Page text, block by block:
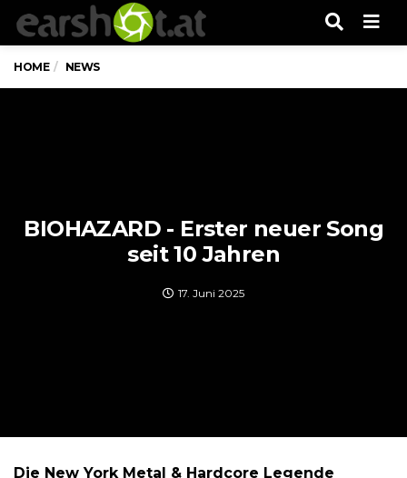
HOME NEWS
BIOHAZARD - Erster neuer Song
seit 10 Jahren
17. Juni 2025
Die New York Metal & Hardcore Legende